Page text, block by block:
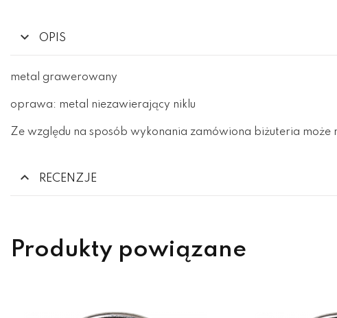
OPIS
metal grawerowany
oprawa: metal niezawierający niklu
Ze względu na sposób wykonania zamówiona biżuteria
RECENZJE
Produkty powiązane